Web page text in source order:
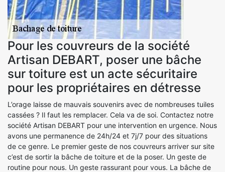
Pour les couvreurs de la société
Artisan DEBART, poser une bâche
sur toiture est un acte sécuritaire
pour les propriétaires en détresse
L’orage laisse de mauvais souvenirs avec de nombreuses tuiles
cassées ? Il faut les remplacer. Cela va de soi. Contactez notre
société Artisan DEBART pour une intervention en urgence. Nous
avons une permanence de 24h/24 et 7j/7 pour des situations
de ce genre. Le premier geste de nos couvreurs arriver sur site
c’est de sortir la bâche de toiture et de la poser. Un geste de
routine pour nous. Un geste rassurant pour vous. La bâche de